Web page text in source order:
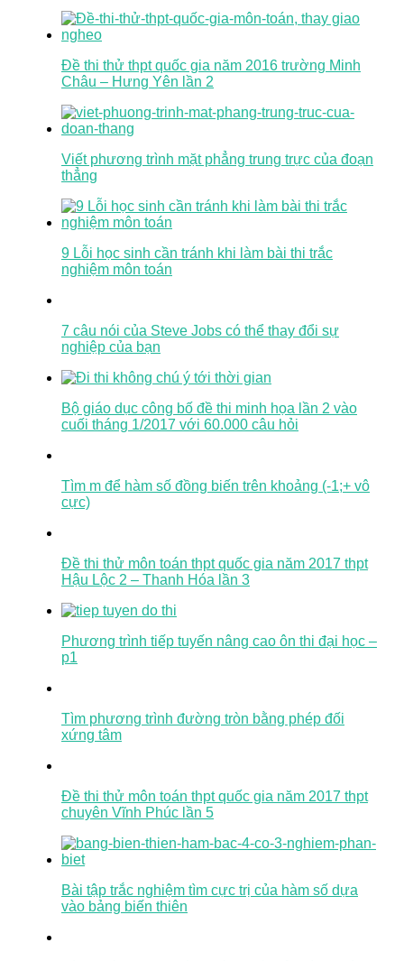
Đề thi thử thpt quốc gia năm 2016 trường Minh
Châu – Hưng Yên lần 2
Viết phương trình mặt phẳng trung trực của đoạn
thẳng
9 Lỗi học sinh cần tránh khi làm bài thi trắc
nghiệm môn toán
7 câu nói của Steve Jobs có thể thay đổi sự
nghiệp của bạn
Bộ giáo dục công bố đề thi minh họa lần 2 vào
cuối tháng 1/2017 với 60.000 câu hỏi
Tìm m để hàm số đồng biến trên khoảng (-1;+ vô
cực)
Đề thi thử môn toán thpt quốc gia năm 2017 thpt
Hậu Lộc 2 – Thanh Hóa lần 3
Phương trình tiếp tuyến nâng cao ôn thi đại học –
p1
Tìm phương trình đường tròn bằng phép đối
xứng tâm
Đề thi thử môn toán thpt quốc gia năm 2017 thpt
chuyên Vĩnh Phúc lần 5
Bài tập trắc nghiệm tìm cực trị của hàm số dựa
vào bảng biến thiên